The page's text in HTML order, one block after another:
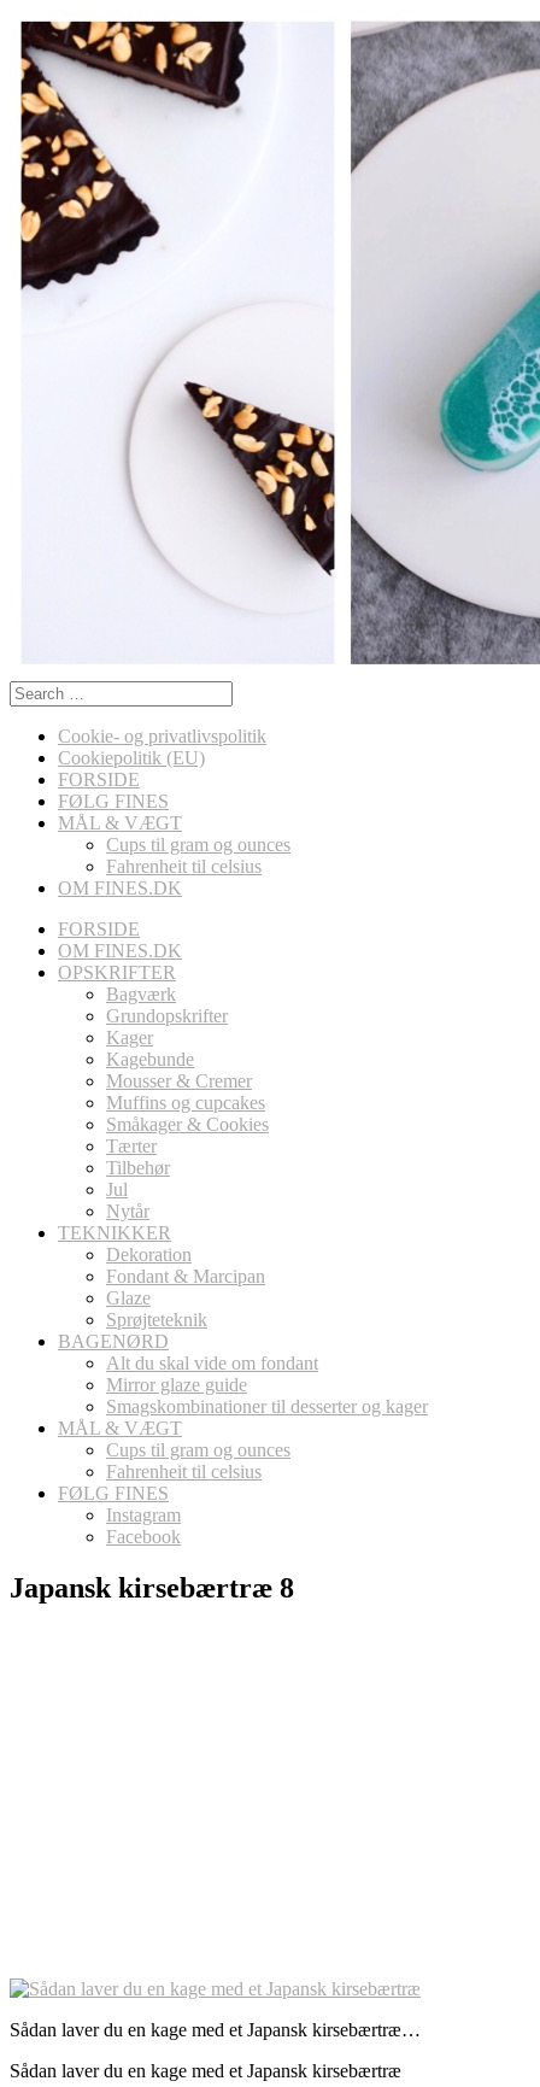
Search
for:
Cookie- og privatlivspolitik
Cookiepolitik (EU)
FORSIDE
FØLG FINES
MÅL & VÆGT
Cups til gram og ounces
Fahrenheit til celsius
OM FINES.DK
FORSIDE
OM FINES.DK
OPSKRIFTER
Bagværk
Grundopskrifter
Kager
Kagebunde
Mousser & Cremer
Muffins og cupcakes
Småkager & Cookies
Tærter
Tilbehør
Jul
Nytår
TEKNIKKER
Dekoration
Fondant & Marcipan
Glaze
Sprøjteteknik
BAGENØRD
Alt du skal vide om fondant
Mirror glaze guide
Smagskombinationer til desserter og kager
MÅL & VÆGT
Cups til gram og ounces
Fahrenheit til celsius
FØLG FINES
Instagram
Facebook
Japansk kirsebærtræ 8
Sådan laver du en kage med et Japansk kirsebærtræ…
Sådan laver du en kage med et Japansk kirsebærtræ